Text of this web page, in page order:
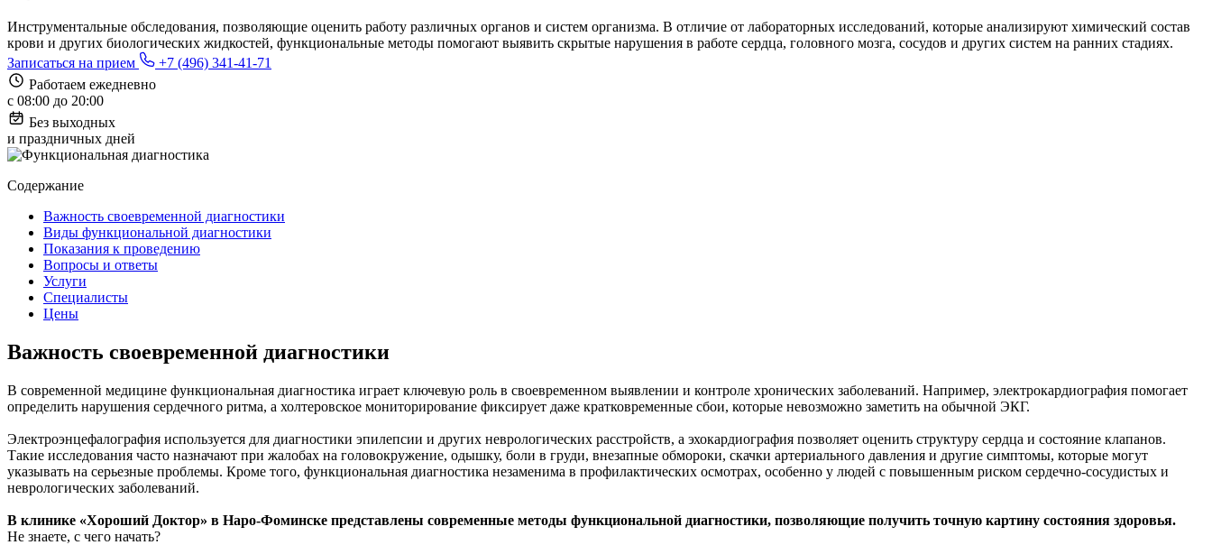
Инструментальные обследования, позволяющие оценить работу различных органов и систем организма. В отличие от лабораторных исследований, которые анализируют химический состав
крови и других биологических жидкостей, функциональные методы помогают выявить скрытые нарушения в работе сердца, головного мозга, сосудов и других систем на ранних стадиях.
Записаться на прием
+7 (496) 341-41-71
Работаем ежедневно
с 08:00 до 20:00
Без выходных
и праздничных дней
Содержание
Важность своевременной диагностики
Виды функциональной диагностики
Показания к проведению
Вопросы и ответы
Услуги
Специалисты
Цены
Важность своевременной диагностики
В современной медицине функциональная диагностика играет ключевую роль в своевременном выявлении и контроле хронических заболеваний. Например, электрокардиография помогает
определить нарушения сердечного ритма, а холтеровское мониторирование фиксирует даже кратковременные сбои, которые невозможно заметить на обычной ЭКГ.
Электроэнцефалография используется для диагностики эпилепсии и других неврологических расстройств, а эхокардиография позволяет оценить структуру сердца и состояние клапанов.
Такие исследования часто назначают при жалобах на головокружение, одышку, боли в груди, внезапные обмороки, скачки артериального давления и другие симптомы, которые могут
указывать на серьезные проблемы. Кроме того, функциональная диагностика незаменима в профилактических осмотрах, особенно у людей с повышенным риском сердечно-сосудистых и
неврологических заболеваний.
В клинике «Хороший Доктор» в Наро-Фоминске представлены современные методы функциональной диагностики, позволяющие получить точную картину состояния здоровья.
Не знаете, с чего начать?